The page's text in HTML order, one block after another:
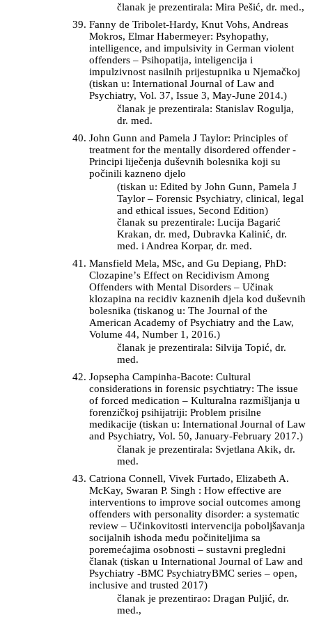
članak je prezentirala: Mira Pešić, dr. med.,
Fanny de Tribolet-Hardy, Knut Vohs, Andreas
Mokros, Elmar Habermeyer: Psyhopathy,
intelligence, and impulsivity in German violent
offenders – Psihopatija, inteligencija i
impulzivnost nasilnih prijestupnika u Njemačkoj
(tiskan u: International Journal of Law and
Psychiatry, Vol. 37, Issue 3, May-June 2014.)
članak je prezentirala: Stanislav Rogulja,
dr. med.
John Gunn and Pamela J Taylor: Principles of
treatment for the mentally disordered offender -
Principi liječenja duševnih bolesnika koji su
počinili kazneno djelo
(tiskan u: Edited by John Gunn, Pamela J
Taylor – Forensic Psychiatry, clinical, legal
and ethical issues, Second Edition)
članak su prezentirale: Lucija Bagarić
Krakan, dr. med, Dubravka Kalinić, dr.
med. i Andrea Korpar, dr. med.
Mansfield Mela, MSc, and Gu Depiang, PhD:
Clozapineʼs Effect on Recidivism Among
Offenders with Mental Disorders – Učinak
klozapina na recidiv kaznenih djela kod duševnih
bolesnika (tiskanog u: The Journal of the
American Academy of Psychiatry and the Law,
Volume 44, Number 1, 2016.)
članak je prezentirala: Silvija Topić, dr.
med.
Jopsepha Campinha-Bacote: Cultural
considerations in forensic psychtiatry: The issue
of forced medication – Kulturalna razmišljanja u
forenzičkoj psihijatriji: Problem prisilne
medikacije (tiskan u: International Journal of Law
and Psychiatry, Vol. 50, January-February 2017.)
članak je prezentirala: Svjetlana Akik, dr.
med.
Catriona Connell, Vivek Furtado, Elizabeth A.
McKay, Swaran P. Singh : How effective are
interventions to improve social outcomes among
offenders with personality disorder: a systematic
review – Učinkovitosti intervencija poboljšavanja
socijalnih ishoda među počiniteljima sa
poremećajima osobnosti – sustavni pregledni
članak (tiskan u International Journal of Law and
Psychiatry -BMC PsychiatryBMC series – open,
inclusive and trusted 2017)
članak je prezentirao: Dragan Puljić, dr.
med.,